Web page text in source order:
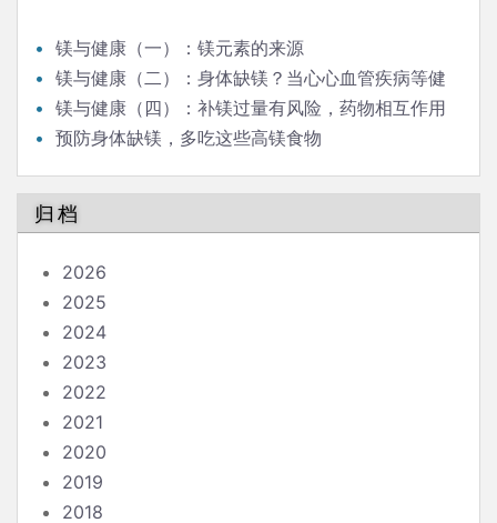
镁与健康（一）：镁元素的来源
镁与健康（二）：身体缺镁？当心心血管疾病等健
康问题！
镁与健康（四）：补镁过量有风险，药物相互作用
需警惕
预防身体缺镁，多吃这些高镁食物
归档
2026
2025
2024
2023
2022
2021
2020
2019
2018